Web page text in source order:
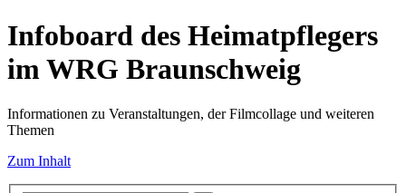
Infoboard des Heimatpflegers
im WRG Braunschweig
Informationen zu Veranstaltungen, der Filmcollage und weiteren
Themen
Zum Inhalt